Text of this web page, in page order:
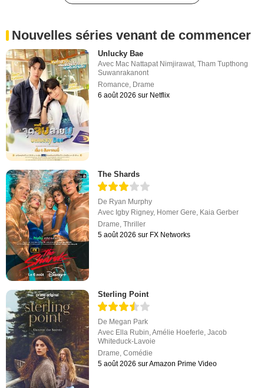
Nouvelles séries venant de commencer
Unlucky Bae
Avec Mac Nattapat Nimjirawat,Tham Tupthong
Suwanrakanont
Romance, Drame
6 août 2026 sur Netflix
The Shards
De Ryan Murphy
Avec Igby Rigney, Homer Gere Kaia Gerber
Drame ,Thriller
5 août 2026 sur FX Networks
Sterling Point
De Megan Park
Avec Ella Rubin,Amélie Hoeferle,Jacob
Whiteduck-Lavoie
Drame,Comédie
5 août 2026 sur Amazon Prime Video